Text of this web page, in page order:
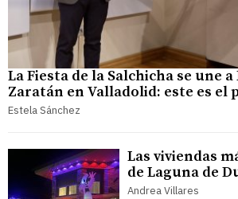
La Fiesta de la Salchicha se une
Zaratán en Valladolid: este es el
Estela Sánchez
Las viviendas
de Laguna de
Andrea Villares